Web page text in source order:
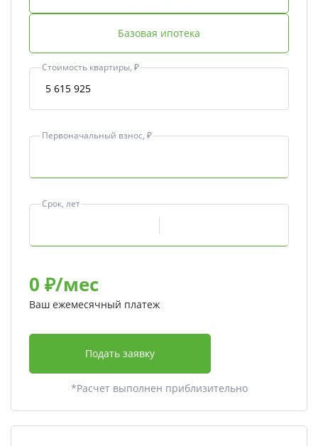
Базовая ипотека
Стоимость квартиры, ₽
Первоначальный взнос, ₽
Срок, лет
0 ₽/мес
Ваш ежемесячный платеж
Подать заявку
*Расчет выполнен приблизительно